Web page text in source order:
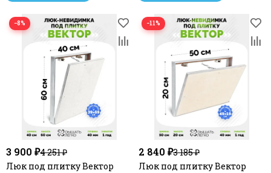
−8%
3 900 ₽4 251 ₽
Люк под плитку Вектор
−11%
2 840 ₽3 185 ₽
Люк под плитку Вектор